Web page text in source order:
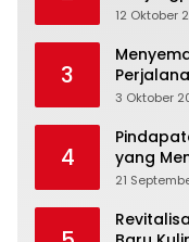
12 Oktober
3
Hati dan
3 Oktober
4
yang
21